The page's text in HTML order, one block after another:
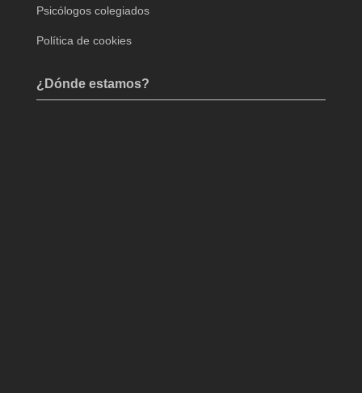
Psicólogos colegiados
Política de cookies
¿Dónde estamos?